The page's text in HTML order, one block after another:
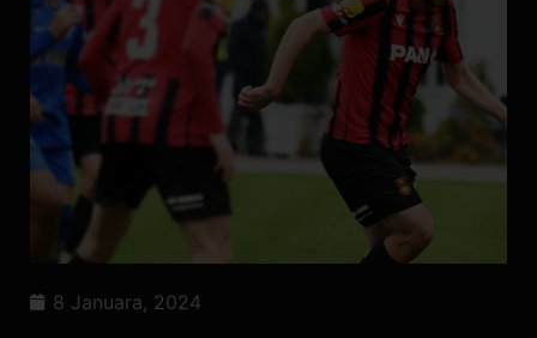
8 Januara, 2024